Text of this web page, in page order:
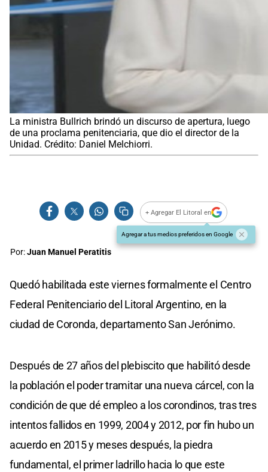
La ministra Bullrich brindó un discurso de apertura, luego
de una proclama penitenciaria, que dio el director de la
Unidad. Crédito: Daniel Melchiorri.
+ Agregar El Litoral en
Agregar a tus medios preferidos en Google
Por:Juan Manuel Peratitis
Quedó habilitada este viernes formalmente el Centro
Federal Penitenciario del Litoral Argentino, en la
ciudad de Coronda, departamento San Jerónimo.
Después de 27 años del plebiscito que habilitó desde
la población el poder tramitar una nueva cárcel, con la
condición de que dé empleo a los corondinos, tras tres
intentos fallidos en 1999, 2004 y 2012, por fin hubo un
acuerdo en 2015 y meses después, la piedra
fundamental, el primer ladrillo hacia lo que este